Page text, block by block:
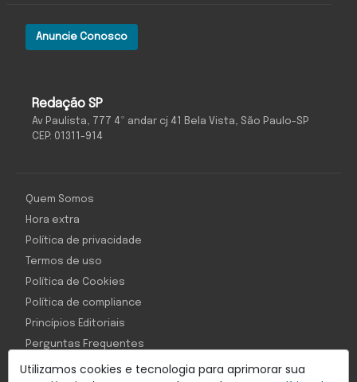
Utilizamos cookies e tecnologia para aprimorar sua
Redação SP
Av Paulista, 777 4º andar cj 41 Bela Vista, São Paulo-SP
CEP: 01311-914
Anuncie Conosco
Quem Somos
Hora extra
Política de privacidade
Termos de uso
Política de Cookies
Política de compliance
Princípios Editoriais
Perguntas Frequentes